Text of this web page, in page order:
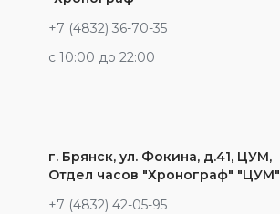
+7 (4832) 36-70-35
c 10:00 до 22:00
г. Брянск, ул. Фокина, д.41, ЦУМ,
Отдел часов "Хронограф" "ЦУМ"
+7 (4832) 42-05-95